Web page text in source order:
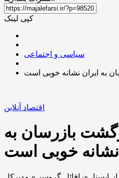
کپی لینک
سیاسی و اجتماعی
به ایران نشانه خوبی است
اقتصاد آنلاین
بازرسان به
نشانه خوبی است